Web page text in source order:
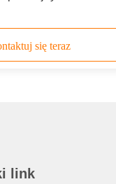
się teraz
link